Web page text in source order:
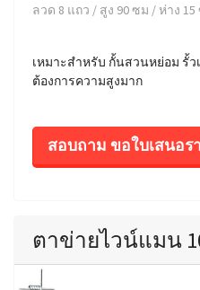
ลวด 8 แถว / สูง 90 ซม / ห่าง 15
เหมาะสำหรับ กั้นสวนหย่อม รั้
ต้องการความสูงมาก
สอบถาม ขอใบเสนอร
ตาข่ายไวน์แมน